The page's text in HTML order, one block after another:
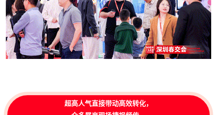
超高人气直接带动高效转化，